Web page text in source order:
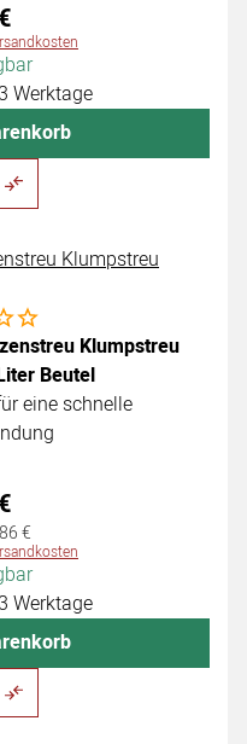
Werktage
Bewertungen abgegeben
Klumpstreu
Beutel
eine schnelle
86€
Werktage